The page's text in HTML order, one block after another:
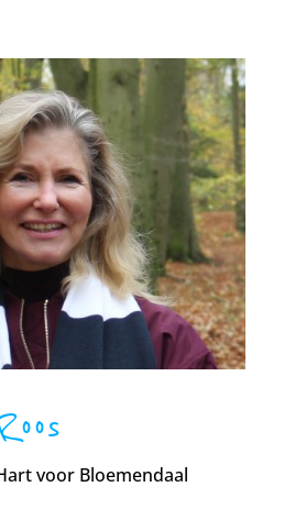
voor Bloemendaal